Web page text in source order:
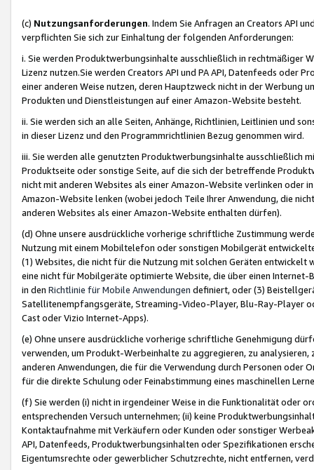
(c) Nutzungsanforderungen. Indem Sie Anfragen an Creators API
verpflichten Sie sich zur Einhaltung der folgenden Anforderungen:
i. Sie werden Produktwerbungsinhalte ausschließlich in rechtmäßiger
Lizenz nutzen.Sie werden Creators API und PA API, Datenfeeds oder
einer anderen Weise nutzen, deren Hauptzweck nicht in der Werbung
Produkten und Dienstleistungen auf einer Amazon-Website besteht.
ii. Sie werden sich an alle Seiten, Anhänge, Richtlinien, Leitlinien und
in dieser Lizenz und den Programmrichtlinien Bezug genommen wird.
iii. Sie werden alle genutzten Produktwerbungsinhalte ausschließlich
Produktseite oder sonstige Seite, auf die sich der betreffende
nicht mit anderen Websites als einer Amazon-Website verlinken oder
Amazon-Website lenken (wobei jedoch Teile Ihrer Anwendung, die
anderen Websites als einer Amazon-Website enthalten dürfen).
(d) Ohne unsere ausdrückliche vorherige schriftliche Zustimmung
Nutzung mit einem Mobiltelefon oder sonstigen Mobilgerät
(1) Websites, die nicht für die Nutzung mit solchen Geräten
eine nicht für Mobilgeräte optimierte Website, die über einen
in den Richtlinie für Mobile Anwendungen definiert, oder (3)
Satellitenempfangsgeräte, Streaming-Video-Player, Blu-Ray-Player
Cast oder Vizio Internet-Apps).
(e) Ohne unsere ausdrückliche vorherige schriftliche Genehmigung
verwenden, um Produkt-Werbeinhalte zu aggregieren, zu
anderen Anwendungen, die für die Verwendung durch Personen
für die direkte Schulung oder Feinabstimmung eines maschinellen
(f) Sie werden (i) nicht in irgendeiner Weise in die Funktionalität oder
entsprechenden Versuch unternehmen; (ii) keine
Kontaktaufnahme mit Verkäufern oder Kunden oder sonstiger
API, Datenfeeds, Produktwerbungsinhalten oder Spezifikationen
Eigentumsrechte oder gewerblicher Schutzrechte, nicht entfernen,